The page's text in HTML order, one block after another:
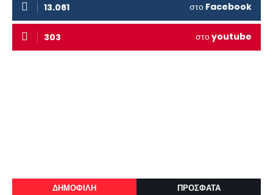
13.061 στο Facebook
303 στοyoutube
ΔΗΜΟΦΙΛΗ ΠΡΟΣΦΑΤΑ